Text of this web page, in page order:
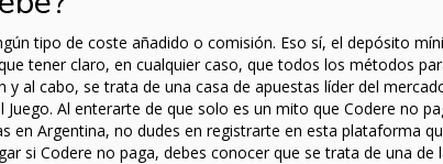
tipo de coste añadido o comisión. Eso sí, el depósito
tener claro, en cualquier caso, que todos los métodos
al cabo, se trata de una casa de apuestas líder del
Al enterarte de que solo es un mito que Codere no
en Argentina, no dudes en registrarte en esta plataforma
si Codere no paga, debes conocer que se trata de una de